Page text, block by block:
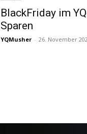
BlackFriday im
Sparen
YQMusher - 26. November